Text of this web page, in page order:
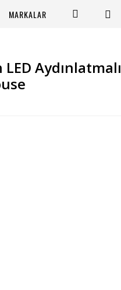
MARKALAR
Aydınlatmalı